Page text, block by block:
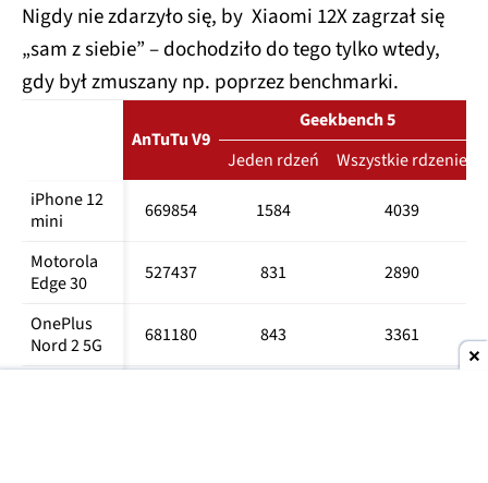
Nigdy nie zdarzyło się, by Xiaomi 12X zagrzał się
„sam z siebie” – dochodziło do tego tylko wtedy,
gdy był zmuszany np. poprzez benchmarki.
AnTuTu V9
Geekbench 5
Jeden rdzeń
Wszystkie rdzenie
iPhone 12
mini
669854 1584 4039
Motorola
Edge 30
527437 831 2890
OnePlus
Nord 2 5G
681180 843 3361